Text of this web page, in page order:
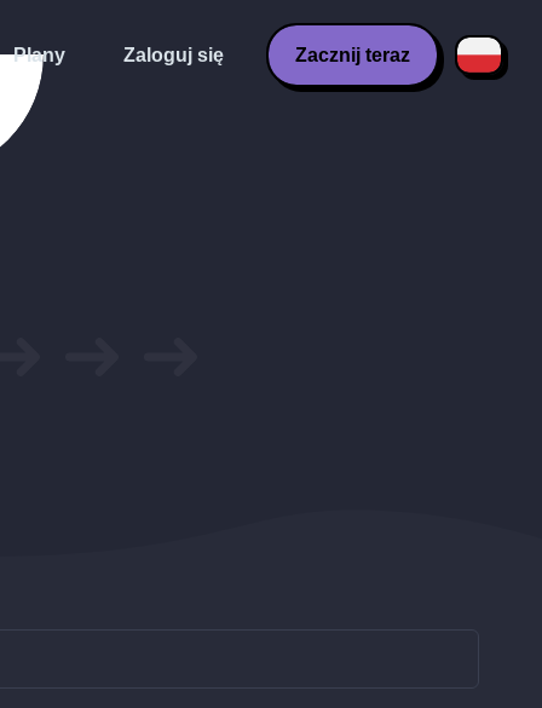
Plany Zaloguj się Zacznij teraz